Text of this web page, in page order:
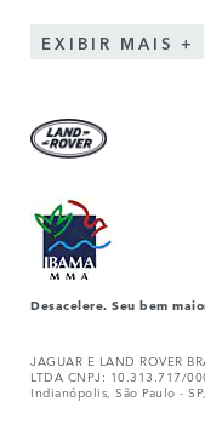
EXIBIR MAIS
Desacelere. Seu bem
JAGUAR E LAND ROVER
LTDA CNPJ: 10.313.717/
Indianópolis, São Paulo -